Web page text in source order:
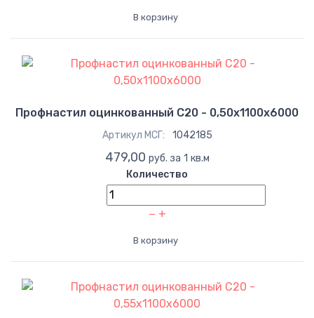
В корзину
Профнастил оцинкованный С20 - 0,50x1100x6000
Артикул МСГ: 1042185
479,00 руб. за 1 кв.м
Количество
− +
В корзину